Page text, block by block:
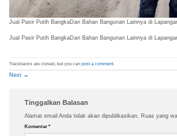
Jual Pasir Putih BangkaDan Bahan Bangunan Lainnya di
Jual Pasir Putih BangkaDan Bahan Bangunan Lainnya di
Trackbacks are closed, but you can post a comment.
Next →
Tinggalkan Balasan
Alamat email Anda tidak akan dipublikasikan. Ruas yang
Komentar *